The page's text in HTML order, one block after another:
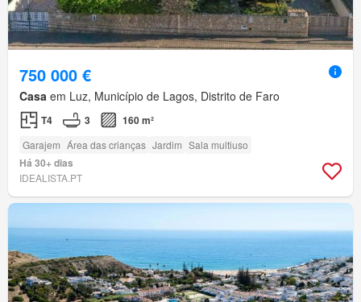
750 000 €
Casa em Luz, Município de Lagos, Distrito de Faro
T4 3 160 m²
Garajem Área das crianças Jardim Sala multiuso
Há 30+ dias
IDEALISTA.PT